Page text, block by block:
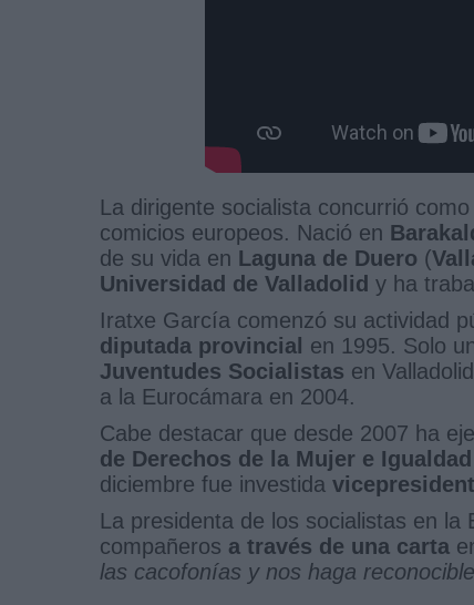
La dirigente socialista concurrió
comicios europeos. Nació en
de su vida en Laguna de Duero (
Universidad de Valladolid y ha
Iratxe García comenzó su actividad
diputada provincial en 1995. Solo
Juventudes Socialistas en
a la Eurocámara en 2004.
Cabe destacar que desde 2007 ha
de Derechos de la Mujer e
diciembre fue investida
La presidenta de los socialistas en
compañeros a través de una carta
las cacofonías y nos haga